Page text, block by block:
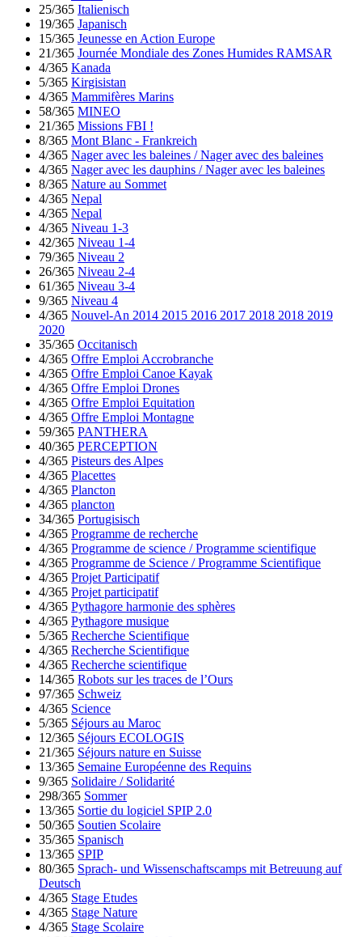
25/365 Italienisch
19/365 Japanisch
15/365 Jeunesse en Action Europe
21/365 Journée Mondiale des Zones Humides RAMSAR
4/365 Kanada
5/365 Kirgisistan
4/365 Mammifères Marins
58/365 MINEO
21/365 Missions FBI !
8/365 Mont Blanc - Frankreich
4/365 Nager avec les baleines / Nager avec des baleines
4/365 Nager avec les dauphins / Nager avec les baleines
8/365 Nature au Sommet
4/365 Nepal
4/365 Nepal
4/365 Niveau 1-3
42/365 Niveau 1-4
79/365 Niveau 2
26/365 Niveau 2-4
61/365 Niveau 3-4
9/365 Niveau 4
4/365 Nouvel-An 2014 2015 2016 2017 2018 2018 2019
2020
35/365 Occitanisch
4/365 Offre Emploi Accrobranche
4/365 Offre Emploi Canoe Kayak
4/365 Offre Emploi Drones
4/365 Offre Emploi Equitation
4/365 Offre Emploi Montagne
59/365 PANTHERA
40/365 PERCEPTION
4/365 Pisteurs des Alpes
4/365 Placettes
4/365 Plancton
4/365 plancton
34/365 Portugisisch
4/365 Programme de recherche
4/365 Programme de science / Programme scientifique
4/365 Programme de Science / Programme Scientifique
4/365 Projet Participatif
4/365 Projet participatif
4/365 Pythagore harmonie des sphères
4/365 Pythagore musique
5/365 Recherche Scientifique
4/365 Recherche Scientifique
4/365 Recherche scientifique
14/365 Robots sur les traces de l’Ours
97/365 Schweiz
4/365 Science
5/365 Séjours au Maroc
12/365 Séjours ECOLOGIS
21/365 Séjours nature en Suisse
13/365 Semaine Européenne des Requins
9/365 Solidaire / Solidarité
298/365 Sommer
13/365 Sortie du logiciel SPIP 2.0
50/365 Soutien Scolaire
35/365 Spanisch
13/365 SPIP
80/365 Sprach- und Wissenschaftscamps mit Betreuung auf
Deutsch
4/365 Stage Etudes
4/365 Stage Nature
4/365 Stage Scolaire